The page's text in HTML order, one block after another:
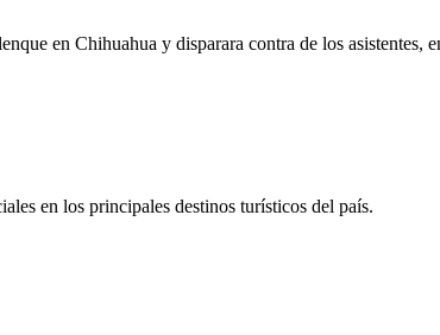
en Chihuahua y disparara contra de los asistentes,
en los principales destinos turísticos del país.